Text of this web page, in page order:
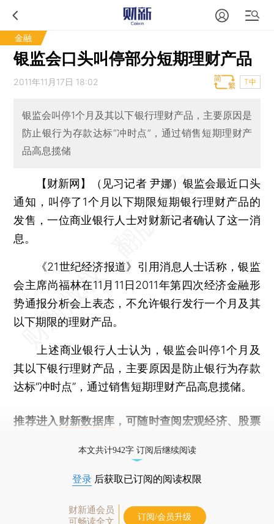
金融
银监会口头叫停部分短期理财产品
2011年11月17日 18:02 T中
银监会叫停1个月及其以下银行理财产品，主要原因是
防止银行为存款达标“冲时点”，通过销售短期理财产
品高息揽储
【财新网】（见习记者 尹娜）银监会最近口头
通知，叫停了1个月以下期限短期银行理财产品的
发售，一位商业银行人士对财新记者确认了这一消
息。
《21世纪经济报道》引用消息人士话称，银监
会主席尚福林在11月11日2011年第四次经济金融形
势通报分析会上表态，不允许银行发行一个月及其
以下期限的理财产品。
上述商业银行人士认为，银监会叫停1个月及
其以下银行理财产品，主要原因是防止银行为存款
达标“冲时点”，通过销售短期理财产品高息揽储。
推荐进入 财新数据库 ，可随时查阅宏观经济、股票
本文共计942字 订阅后继续阅读
登录 后获取已订阅的阅读权限
财新通会员
可畅读全文
订阅/会员升级